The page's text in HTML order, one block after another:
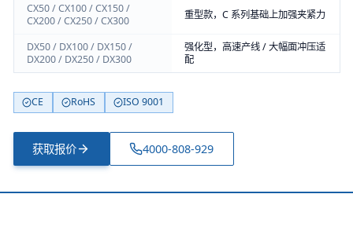
CX50 / CX100 / CX150 /
CX200 / CX250 / CX300
重型款，C 系列基础上加强夹紧力
DX50 / DX100 / DX150 /
DX200 / DX250 / DX300
强化型，高速产线 / 大幅面冲压适
配
CE RoHS ISO 9001
获取报价 4000-808-929